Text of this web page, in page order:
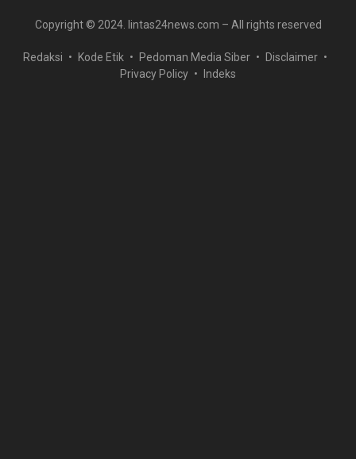
Copyright © 2024. lintas24news.com – All rights reserved
Redaksi Kode Etik Pedoman Media Siber
Disclaimer
Privacy Policy
Indeks